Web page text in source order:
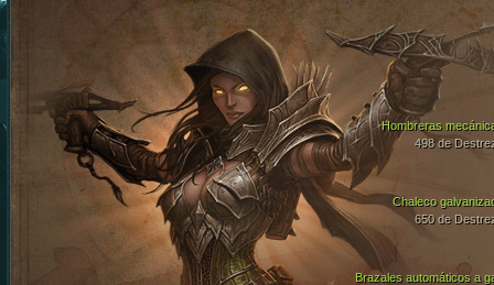
Chaleco
650 de
Brazales automáticos a
Hombreras
498 de